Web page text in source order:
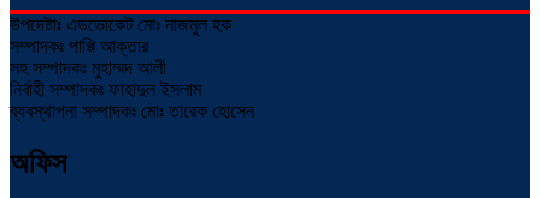
উপদেষ্টাঃ এডভোকেট মোঃ নাজমুল হক
সম্পাদকঃ পাপ্পি আক্তার
সহ সম্পাদকঃ মুহাম্মদ আলী
নির্বাহী সম্পাদকঃ ফাহাদুল ইসলাম
ব্যবস্থাপনা সম্পাদকঃ মোঃ তারেক হোসেন
অফিস